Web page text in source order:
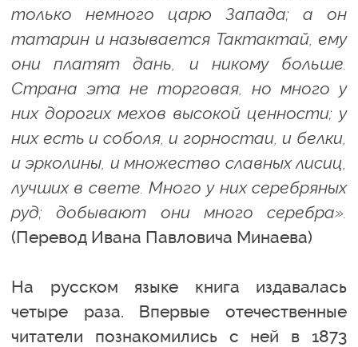
только немного царю Запада; а он
татарин и называется Тактактай, ему
они платят дань, и никому больше.
Страна эта не торговая, но много у
них дорогих мехов высокой ценности; у
них есть и соболя, и горностаи, и белки,
и эрколины, и множество славных лисиц,
лучших в свете. Много у них серебряных
руд; добывают они много серебра».
(Перевод Ивана Павловича Минаева)
На русском языке книга издавалась
четыре раза. Впервые отечественные
читатели познакомились с ней в 1873